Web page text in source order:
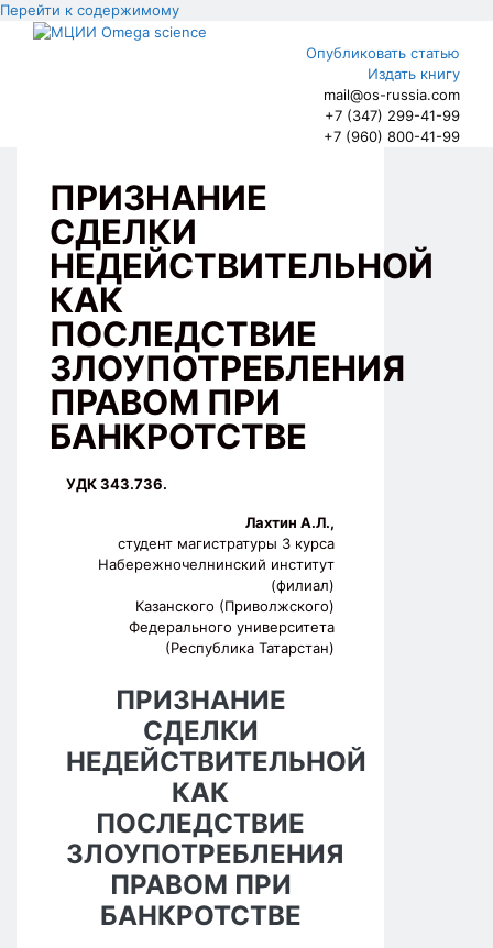
Перейти к содержимому
Опубликовать статью
Издать книгу
mail@os-russia.com
+7 (347) 299-41-99
+7 (960) 800-41-99
ПРИЗНАНИЕ
СДЕЛКИ
НЕДЕЙСТВИТЕЛЬНОЙ
КАК
ПОСЛЕДСТВИЕ
ЗЛОУПОТРЕБЛЕНИЯ
ПРАВОМ ПРИ
БАНКРОТСТВЕ
УДК 343.736.
Лахтин А.Л.,
студент магистратуры 3 курса
Набережночелнинский институт
(филиал)
Казанского (Приволжского)
Федерального университета
(Республика Татарстан)
ПРИЗНАНИЕ
СДЕЛКИ
НЕДЕЙСТВИТЕЛЬНОЙ
КАК
ПОСЛЕДСТВИЕ
ЗЛОУПОТРЕБЛЕНИЯ
ПРАВОМ ПРИ
БАНКРОТСТВЕ